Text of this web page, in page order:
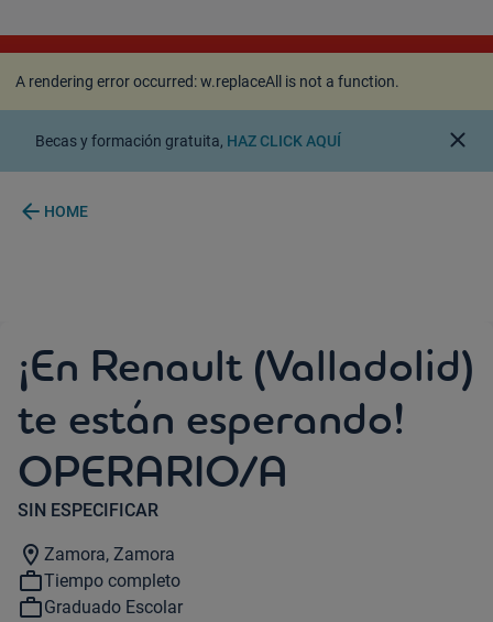
A rendering error occurred:w.replaceAll is not a
function.
A rendering error occurred:w.replaceAll is not a function.
Becas y formación gratuita, HAZ CLICK AQUÍ close
arrow_back HOME
¡En Renault (Valladolid)
te están esperando!
OPERARIO/A
SIN ESPECIFICAR
location_on Zamora, Zamora
work_outlineTiempo completo
work_outlineGraduado Escolar